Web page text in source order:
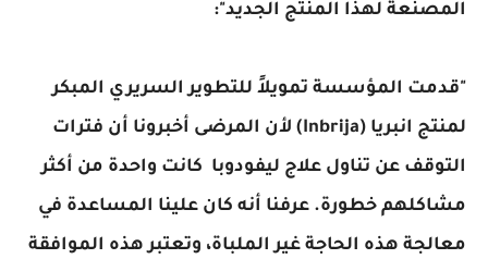
المصنعة لهذا المنتج الجديد":
"قدمت المؤسسة تمويلاً للتطوير السريري المبكر
لمنتج انبريا (Inbrija) لأن المرضى أخبرونا أن فترات
التوقف عن تناول علاج ليفودوبا كانت واحدة من أكثر
مشاكلهم خطورة. عرفنا أنه كان علينا المساعدة في
معالجة هذه الحاجة غير الملباة، وتعتبر هذه الموافقة